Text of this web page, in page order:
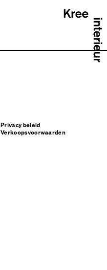
Privacy beleid
Verkoopsvoorwaarden